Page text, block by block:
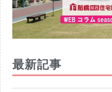
最新記事